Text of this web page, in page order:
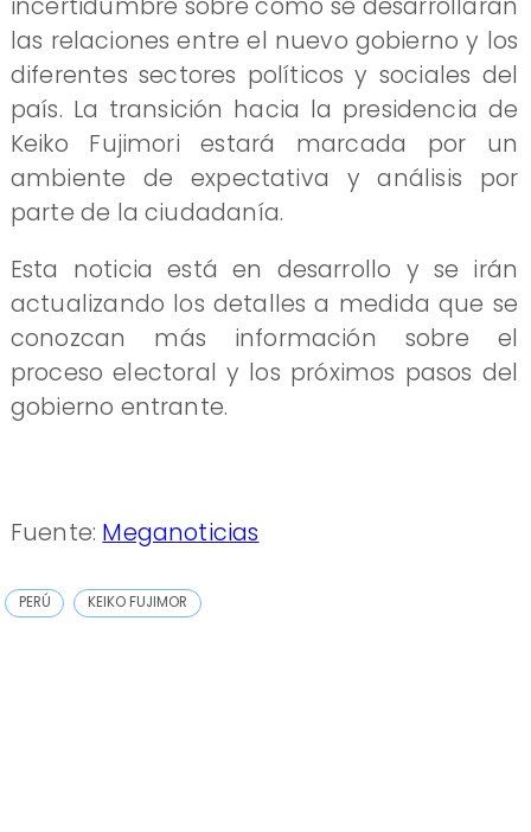
las relaciones entre el nuevo gobierno y los
diferentes sectores políticos y sociales del
país. La transición hacia la presidencia de
Keiko Fujimori estará marcada por un
ambiente de expectativa y análisis por
parte de la ciudadanía.
Esta noticia está en desarrollo y se irán
actualizando los detalles a medida que se
conozcan más información sobre el
proceso electoral y los próximos pasos del
gobierno entrante.
Fuente: Meganoticias
PERÚ KEIKO FUJIMOR